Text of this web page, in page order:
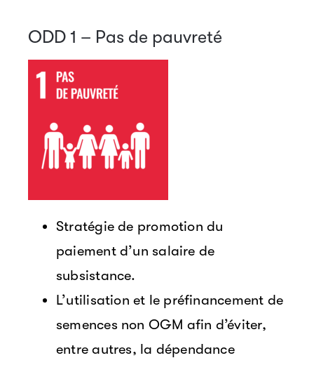
ODD 1 – Pas de pauvreté
Stratégie de promotion du
paiement d’un salaire de
subsistance.
L’utilisation et le préfinancement de
semences non OGM afin d’éviter,
entre autres, la dépendance